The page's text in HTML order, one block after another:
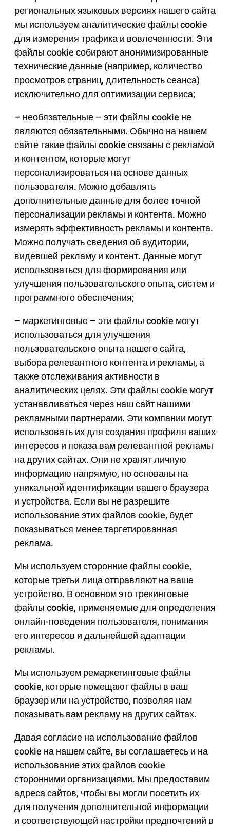
региональных языковых версиях нашего сайта
мы используем аналитические файлы cookie
для измерения трафика и вовлеченности. Эти
файлы cookie собирают анонимизированные
технические данные (например, количество
просмотров страниц, длительность сеанса)
исключительно для оптимизации сервиса;
– необязательные – эти файлы cookie не
являются обязательными. Обычно на нашем
сайте такие файлы cookie связаны с рекламой
и контентом, которые могут
персонализироваться на основе данных
пользователя. Можно добавлять
дополнительные данные для более точной
персонализации рекламы и контента. Можно
измерять эффективность рекламы и контента.
Можно получать сведения об аудитории,
видевшей рекламу и контент. Данные могут
использоваться для формирования или
улучшения пользовательского опыта, систем и
программного обеспечения;
– маркетинговые – эти файлы cookie могут
использоваться для улучшения
пользовательского опыта нашего сайта,
выбора релевантного контента и рекламы, а
также отслеживания активности в
аналитических целях. Эти файлы cookie могут
устанавливаться через наш сайт нашими
рекламными партнерами. Эти компании могут
использовать их для создания профиля ваших
интересов и показа вам релевантной рекламы
на других сайтах. Они не хранят личную
информацию напрямую, но основаны на
уникальной идентификации вашего браузера
и устройства. Если вы не разрешите
использование этих файлов cookie, будет
показываться менее таргетированная
реклама.
Мы используем сторонние файлы cookie,
которые третьи лица отправляют на ваше
устройство. В основном это трекинговые
файлы cookie, применяемые для определения
онлайн-поведения пользователя, понимания
его интересов и дальнейшей адаптации
рекламы.
Мы используем ремаркетинговые файлы
cookie, которые помещают файлы в ваш
браузер или на устройство, позволяя нам
показывать вам рекламу на других сайтах.
Давая согласие на использование файлов
cookie на нашем сайте, вы соглашаетесь и на
использование этих файлов cookie
сторонними организациями. Мы предоставим
адреса сайтов, чтобы вы могли посетить их
для получения дополнительной информации
и соответствующей настройки предпочтений в